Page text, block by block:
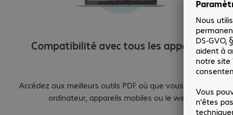
Compatibilité avec tous les appareils.
Accédez aux meilleurs outils PDF où que vous soyez, sur
ordinateur, appareils mobiles ou le web.